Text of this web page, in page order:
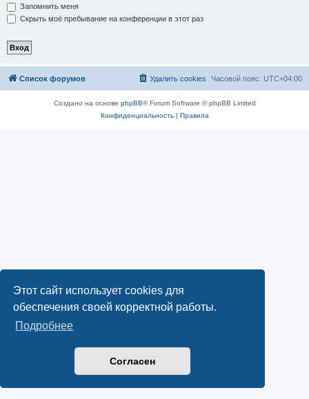
Этот сайт использует cookies для
обеспечения своей корректной работы.
Подробнее
Согласен
Запомнить меня
Скрыть моё пребывание на конференции в этот раз
Список форумов Часовой пояс: UTC+04:00
Удалить cookies
Создано на основе phpBB® Forum Software © phpBB Limited
Конфиденциальность| Правила